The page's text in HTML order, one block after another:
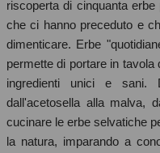
riscoperta di cinquanta
che ci hanno preceduto e
dimenticare. Erbe
permette di portare in
ingredienti unici e
dall'acetosella alla malva,
cucinare le erbe selvatiche
la natura, imparando a